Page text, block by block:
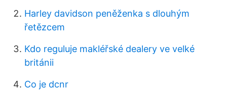
Harley davidson peněženka s dlouhým
řetězcem
Kdo reguluje makléřské dealery ve velké
británii
Co je dcnr